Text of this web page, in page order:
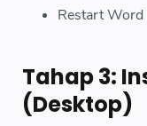
Restart Word
Tahap 3:
(Desktop)